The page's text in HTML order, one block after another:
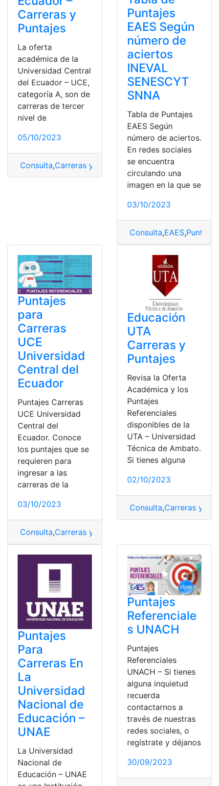
Carreras y
Puntajes
La oferta
académica de la
Universidad Central
del Ecuador – UCE,
categoría A, son de
carreras de tercer
nivel de
05/10/2023
Consulta,Carreras y Puntajes ,Puntajes,UCE
Puntajes
EAES Según
número de
aciertos
INEVAL
SENESCYT
SNNA
Tabla de Puntajes
EAES Según
número de aciertos.
En redes sociales
se encuentra
circulando una
imagen en la que se
03/10/2023
Consulta,EAES,Puntajes
Puntajes
para
Carreras
UCE
Universidad
Central del
Ecuador
Puntajes Carreras
UCE Universidad
Central del
Ecuador. Conoce
los puntajes que se
requieren para
ingresar a las
carreras de la
03/10/2023
Consulta,Carreras y Puntajes
Educación
UTA
Carreras y
Puntajes
Revisa la Oferta
Académica y los
Puntajes
Referenciales
disponibles de la
UTA – Universidad
Técnica de Ambato.
Si tienes alguna
02/10/2023
Consulta,Carreras y
Puntajes
Para
Carreras En
La
Universidad
Nacional de
Educación –
UNAE
La Universidad
Nacional de
Educación – UNAE
Puntajes
Referenciale
s UNACH
Puntajes
Referenciales
UNACH – Si tienes
alguna inquietud
recuerda
contactarnos a
través de nuestras
redes sociales, o
regístrate y déjanos
30/09/2023